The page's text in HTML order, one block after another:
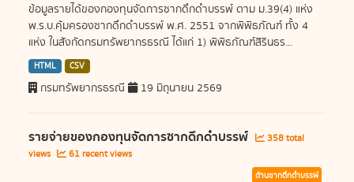
ข้อมูลรายได้ของกองทุนจัดการซากดึกดำบรรพ์ ตาม ม.39(4) แห่ง
พ.ร.บ.คุ้มครองซากดึกดำบรรพ์ พ.ศ. 2551 จากพิพิธภัณฑ์ ทั้ง 4
แห่ง ในสังกัดกรมทรัพยากรธรณี ได้แก่ 1) พิพิธภัณฑ์สิรินธร...
HTML CSV
กรมทรัพยากรธรณี 19 มิถุนายน 2569
รายจ่ายของกองทุนจัดการซากดึกดำบรรพ์
358 total
views
61 recent views
ด้านซากดึกดำบรรพ์